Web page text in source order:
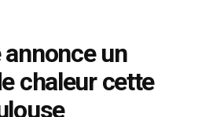
un
chaleur cette